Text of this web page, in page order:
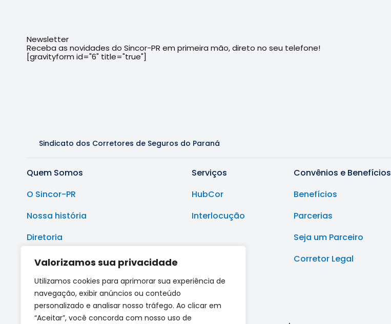
Valorizamos sua privacidade
Utilizamos cookies para aprimorar sua experiência de
navegação, exibir anúncios ou conteúdo
personalizado e analisar nosso tráfego. Ao clicar em
“Aceitar”, você concorda com nosso uso de
Newsletter
Receba as novidades do Sincor-PR em primeira mão, direto no seu telefone!
[gravityform id="6" title="true"]
Sindicato dos Corretores de Seguros do Paraná
Quem Somos
O Sincor-PR
Nossa história
Diretoria
Sede e Delegacias Regionais
Serviços
HubCor
Interlocução
Convênios e Benefícios
Benefícios
Parcerias
Seja um Parceiro
Corretor Legal